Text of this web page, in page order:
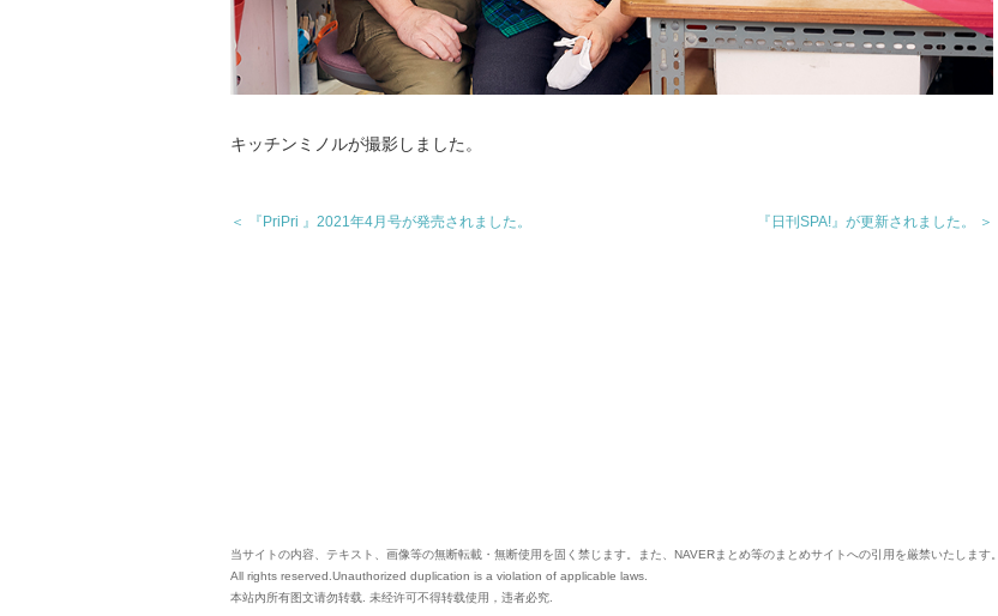
キッチンミノルが撮影しました。
『日刊SPA!』が更新されました。 ＞
＜ 『PriPri 』2021年4月号が発売されました。
当サイトの内容、テキスト、画像等の無断転載・無断使用を固く禁じます。
また、NAVERまとめ等のまとめサイトへの引用を厳禁いたします。
All rights reserved.Unauthorized duplication is a violation of applicable laws.
本站內所有图文请勿转载. 未经许可不得转载使用，违者必究.